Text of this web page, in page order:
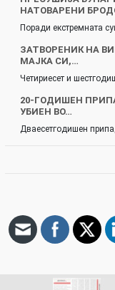
НАТОВАРЕНИ
Поради екстремната
ЗАТВОРЕНИК НА
МАЈКА СИ,…
Четириесет и
20-ГОДИШЕН
УБИЕН ВО…
Дваесетгодишен